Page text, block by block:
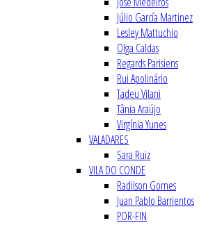
Júlio García Martinez
Lesley Mattuchio
Olga Caldas
Regards Parisiens
Rui Apolinário
Tadeu Vilani
Tânia Araújo
Virgínia Yunes
VALADARES
Sara Ruiz
VILA DO CONDE
Radilson Gomes
Juan Pablo Barrientos
POR-FIN